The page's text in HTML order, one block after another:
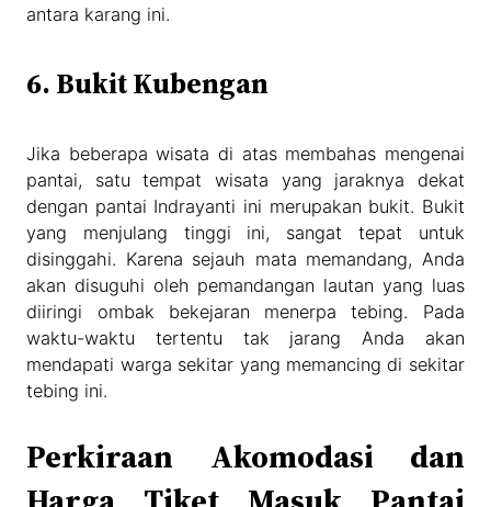
antara karang ini.
6. Bukit Kubengan
Jika beberapa wisata di atas membahas mengenai
pantai, satu tempat wisata yang jaraknya dekat
dengan pantai Indrayanti ini merupakan bukit. Bukit
yang menjulang tinggi ini, sangat tepat untuk
disinggahi. Karena sejauh mata memandang, Anda
akan disuguhi oleh pemandangan lautan yang luas
diiringi ombak bekejaran menerpa tebing. Pada
waktu-waktu tertentu tak jarang Anda akan
mendapati warga sekitar yang memancing di sekitar
tebing ini.
Perkiraan Akomodasi dan